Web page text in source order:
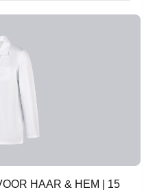
HAAR & HEM | 15